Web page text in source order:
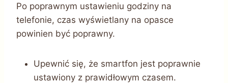
Po poprawnym ustawieniu godziny na
telefonie, czas wyświetlany na opasce
powinien być poprawny.
Upewnić się, że smartfon jest poprawnie
ustawiony z prawidłowym czasem.